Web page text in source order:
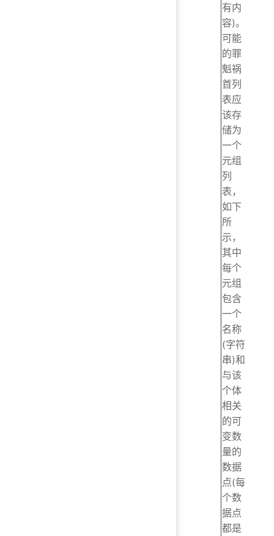
有内
容)。
可能
的罪
魁祸
首列
表应
该存
储为
一个
元组
列
表，
如下
所
示，
其中
每个
元组
包含
一个
名称
(字符
串)和
与该
个体
相关
的可
变数
量的
数据
点(每
个数
据点
都是